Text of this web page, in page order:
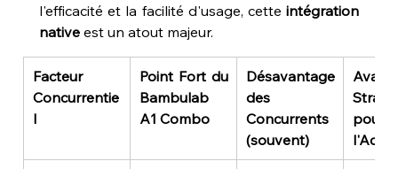
l'efficacité et la facilité d'usage, cette intégration
native est un atout majeur.
Facteur
Concurrentie
l
Point Fort du
Bambulab
A1 Combo
Désavantage
des
Concurrents
(souvent)
pour